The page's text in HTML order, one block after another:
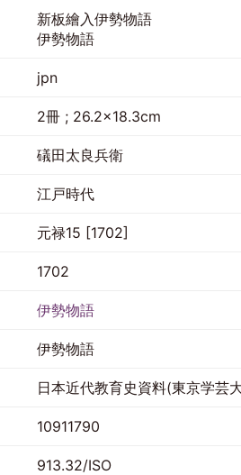
新板繪入伊勢物語
伊勢物語
jpn
2冊 ; 26.2×18.3cm
礒田太良兵衛
江戸時代
元禄15 [1702]
1702
伊勢物語
伊勢物語
日本近代教育史資料(東京学芸
10911790
913.32/ISO